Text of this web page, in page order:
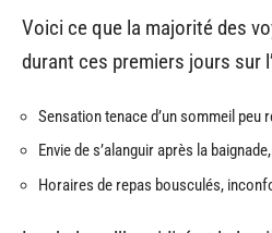
Voici ce que la majorité des
durant ces premiers jours sur
Sensation tenace d’un sommeil peu
Envie de s’alanguir après la
Horaires de repas bousculés,